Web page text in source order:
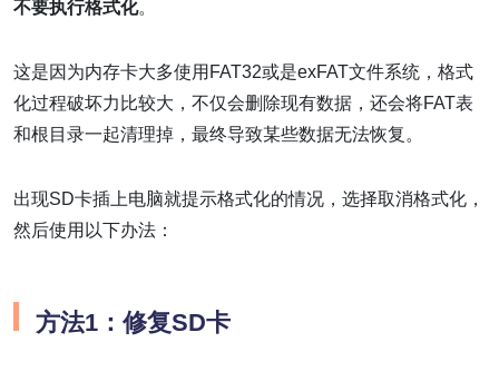
不要执行格式化。
这是因为内存卡大多使用FAT32或是exFAT文件系统，格式
化过程破坏力比较大，不仅会删除现有数据，还会将FAT表
和根目录一起清理掉，最终导致某些数据无法恢复。
出现SD卡插上电脑就提示格式化的情况，选择取消格式化，
然后使用以下办法：
方法1：修复SD卡